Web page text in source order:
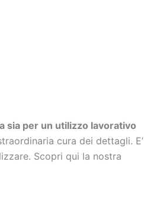
sia per un utilizzo lavorativo
cura dei dettagli. E’
Scopri qui la nostra